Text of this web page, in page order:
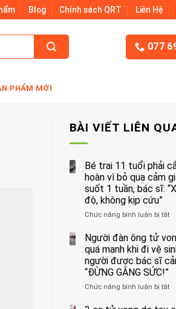
Blog Chính sách QRT Liên Hệ
077
PHẨM MỚI
BÀI VIẾT LIÊN
Bé trai 11 tuổi phải
hoàn vì bỏ qua cảm
suốt 1 tuần, bác sĩ:
độ, không kịp cứu”
Chức năng bình luận bị tắtở
11
bỏ
Người đàn ông tử
quá mạnh khi đi vệ
người được bác sĩ
“ĐỪNG GẮNG SỨC!”
Chức năng bình luận bị tắtở